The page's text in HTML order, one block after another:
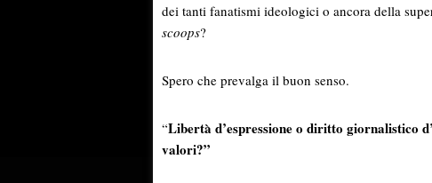
dei tanti fanatismi ideologici o ancora della
scoops?
Spero che prevalga il buon senso.
“Libertà d’espressione o diritto giornalistico
valori?”